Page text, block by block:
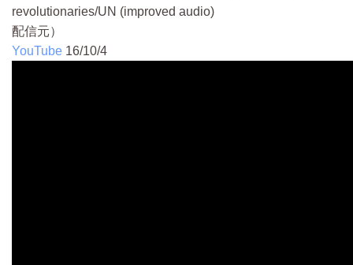
revolutionaries/UN (improved audio)
配信元）
YouTube 16/10/4